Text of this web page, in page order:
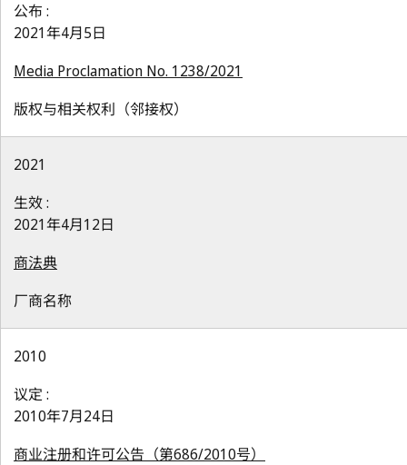
公布 :
2021年4月5日
Media Proclamation No. 1238/2021
版权与相关权利（邻接权）
2021
生效 :
2021年4月12日
商法典
厂商名称
2010
议定 :
2010年7月24日
商业注册和许可公告（第686/2010号）